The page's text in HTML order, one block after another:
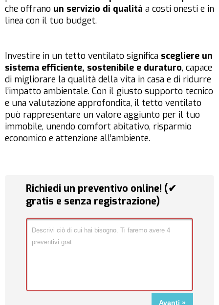
che offrano un servizio di qualità a costi onesti e in
linea con il tuo budget.
Investire in un tetto ventilato significa scegliere un
sistema efficiente, sostenibile e duraturo, capace
di migliorare la qualità della vita in casa e di ridurre
l’impatto ambientale. Con il giusto supporto tecnico
e una valutazione approfondita, il tetto ventilato
può rappresentare un valore aggiunto per il tuo
immobile, unendo comfort abitativo, risparmio
economico e attenzione all’ambiente.
Richiedi un preventivo online! (✔
gratis e senza registrazione)